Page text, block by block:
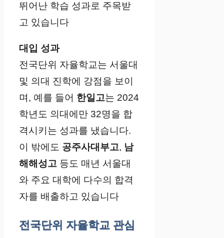
뛰어난 학습 성과로 주목받
고 있습니다​
대입 성과
전국단위 자율학교는 서울대
및 의대 진학에 강점을 보이
며, 예를 들어 한일고는 2024
학년도 의대에만 32명을 합
격시키는 성과를 냈습니다.
이 밖에도 공주사대부고, 남
해해성고 등도 매년 서울대
와 주요 대학에 다수의 합격
자를 배출하고 있습니다
전국단위 자율학교 관심